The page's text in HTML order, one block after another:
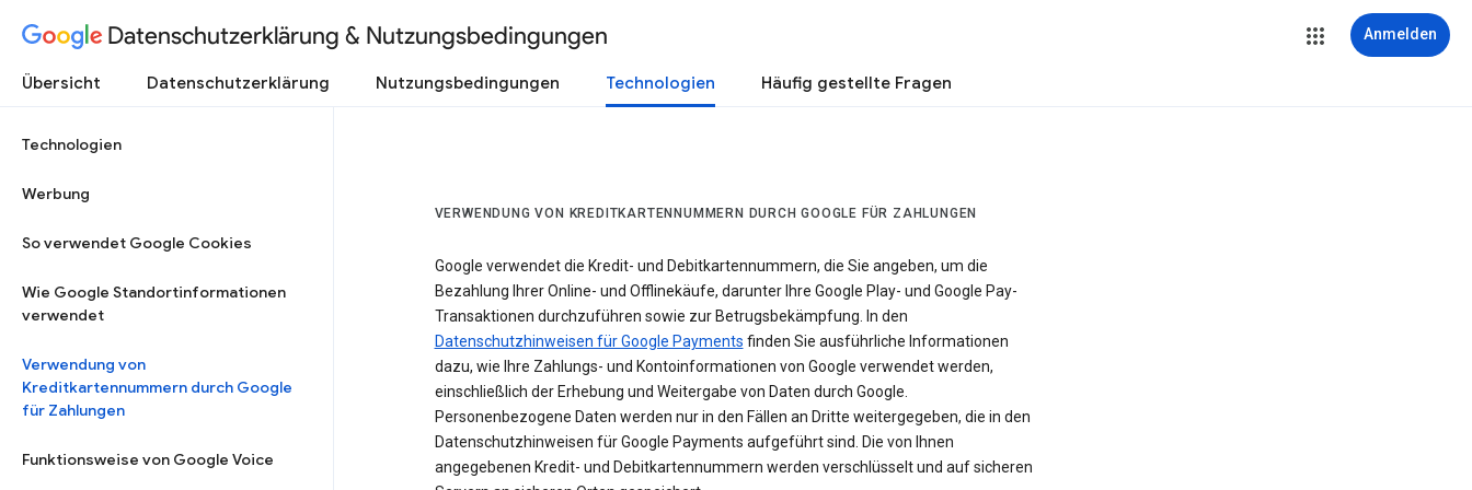
Datenschutzerklärung & Nutzungsbedingungen Anmelden
Übersicht Datenschutzerklärung Nutzungsbedingungen Technologien Häufig gestellte Fragen
Technologien
Werbung
So verwendet Google Cookies
Wie Google Standortinformationen
verwendet
Verwendung von
Kreditkartennummern durch Google
für Zahlungen
Funktionsweise von Google Voice
VERWENDUNG VON KREDITKARTENNUMMERN DURCH GOOGLE FÜR ZAHLUNGEN
Google verwendet die Kredit- und Debitkartennummern, die Sie angeben, um die
Bezahlung Ihrer Online- und Offlinekäufe, darunter Ihre Google Play- und Google Pay-
Transaktionen durchzuführen sowie zur Betrugsbekämpfung. In den
Datenschutzhinweisen für Google Payments finden Sie ausführliche Informationen
dazu, wie Ihre Zahlungs- und Kontoinformationen von Google verwendet werden,
einschließlich der Erhebung und Weitergabe von Daten durch Google.
Personenbezogene Daten werden nur in den Fällen an Dritte weitergegeben, die in den
Datenschutzhinweisen für Google Payments aufgeführt sind. Die von Ihnen
angegebenen Kredit- und Debitkartennummern werden verschlüsselt und auf sicheren